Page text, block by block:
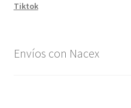
Tiktok
Envíos con Nacex